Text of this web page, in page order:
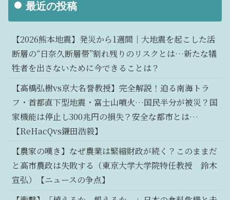
最近の投稿
【2026熊本地震】発災から1週間｜大地震を起こした活
断層の“日奈久断層帯”割れ残りのリスクとは…新たな犠
牲者を出さないために今できることは？
【高橋弘樹vs京大名誉教授】完全解説！迫る南海トラ
フ・首都直下型地震・富士山噴火…国民半分が被災？国
家機能は停止し300兆円の損失？安全な都市とは…
【ReHacQvs鎌田浩毅】
【農家の嘆き】なぜ農業は緊縮財政が続く？このままだ
と高市農政は失敗する（東京大学大学院特任教授 鈴木
宣弘）【ニュースの争点】